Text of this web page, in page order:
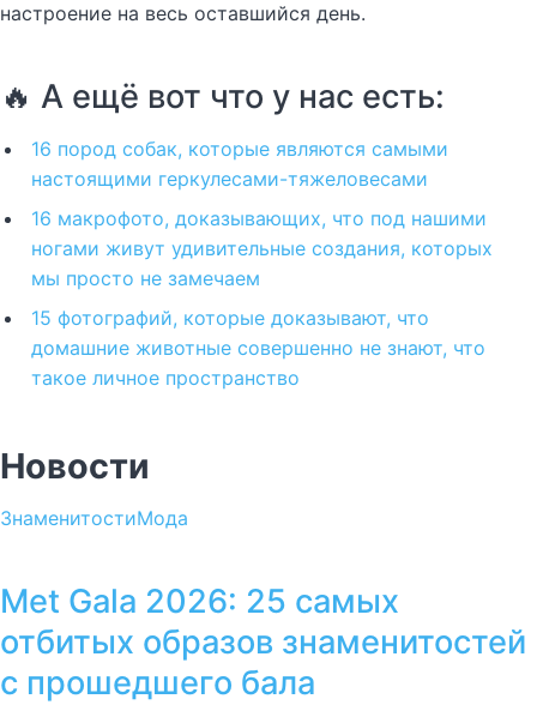
настроение на весь оставшийся день.
🔥 А ещё вот что у нас есть:
16 пород собак, которые являются самыми
настоящими геркулесами-тяжеловесами
16 макрофото, доказывающих, что под нашими
ногами живут удивительные создания, которых
мы просто не замечаем
15 фотографий, которые доказывают, что
домашние животные совершенно не знают, что
такое личное пространство
Новости
ЗнаменитостиМода
Met Gala 2026: 25 самых
отбитых образов знаменитостей
с прошедшего бала